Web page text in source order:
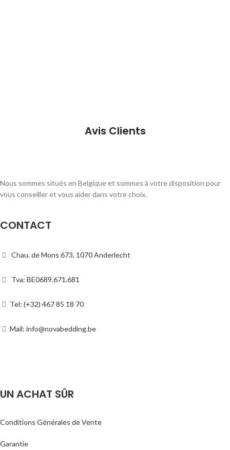
Avis Clients
Nous sommes situés en Belgique et sommes à votre disposition pour
vous conseiller et vous aider dans votre choix.
CONTACT
Chau. de Mons 673, 1070 Anderlecht
Tva: BE0689.671.681
Tel: (+32) 467 85 18 70
Mail: info@novabedding.be
UN ACHAT SÛR
Conditions Générales de Vente
Garantie